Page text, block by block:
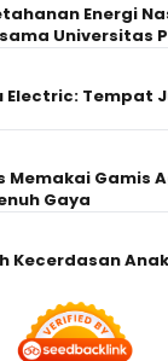
Energi
Universitas
Electric: Tempat
Memakai Gamis
Gaya
Kecerdasan